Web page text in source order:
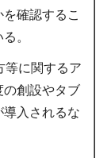
確認するこ
。
等に関するア
の創設やタブ
導入されるな